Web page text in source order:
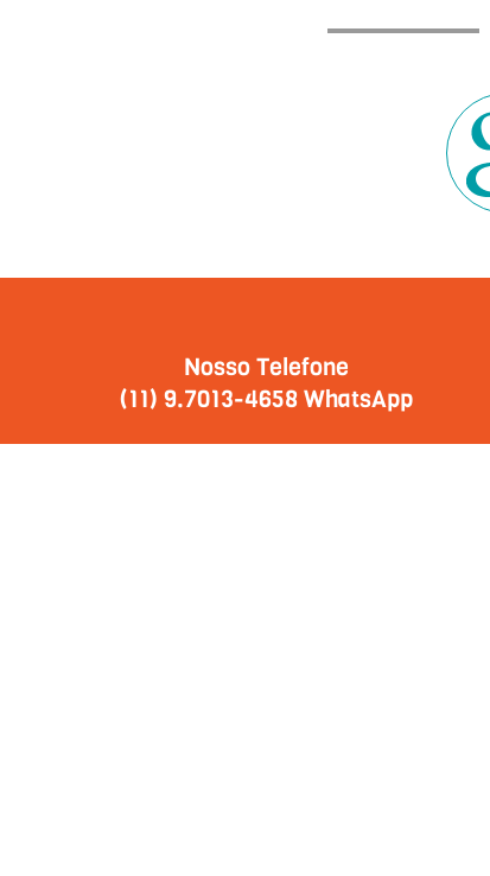
Nosso Telefone
(11) 9.7013-4658 WhatsApp